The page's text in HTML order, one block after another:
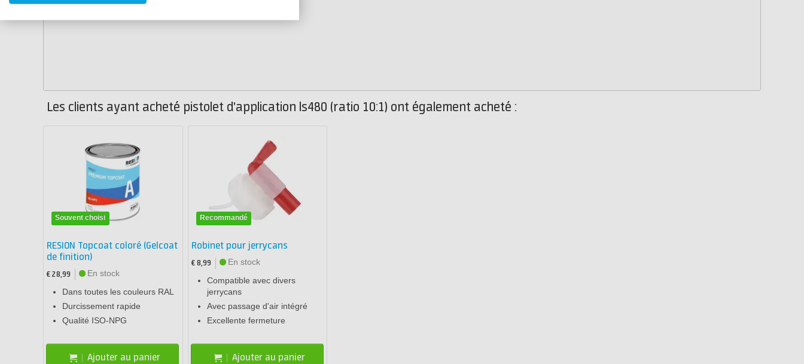
Les clients ayant acheté pistolet d'application ls480 (ratio 10:1) ont également acheté :
Souvent choisi
RESION Topcoat coloré (Gelcoat
de finition)
€ 28,99
En stock
Dans toutes les couleurs RAL
Durcissement rapide
Qualité ISO-NPG
Ajouter au panier
Recommandé
Robinet pour jerrycans
€ 8,99
En stock
Compatible avec divers
jerrycans
Avec passage d'air intégré
Excellente fermeture
Ajouter au panier